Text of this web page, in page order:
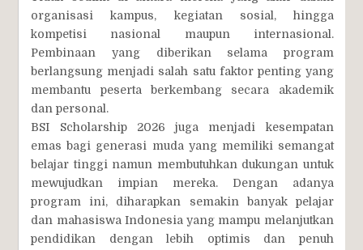
organisasi kampus, kegiatan sosial, hingga
kompetisi nasional maupun internasional.
Pembinaan yang diberikan selama program
berlangsung menjadi salah satu faktor penting yang
membantu peserta berkembang secara akademik
dan personal.
BSI Scholarship 2026 juga menjadi kesempatan
emas bagi generasi muda yang memiliki semangat
belajar tinggi namun membutuhkan dukungan untuk
mewujudkan impian mereka. Dengan adanya
program ini, diharapkan semakin banyak pelajar
dan mahasiswa Indonesia yang mampu melanjutkan
pendidikan dengan lebih optimis dan penuh